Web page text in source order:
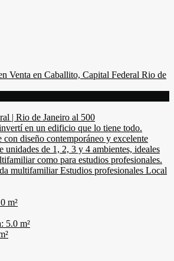
| Rio de Janeiro al 500
en un edificio que lo tiene todo.
diseño contemporáneo y excelente
unidades de 1, 2, 3 y 4 ambientes, ideales
como para estudios profesionales.
multifamiliar Estudios profesionales Local
m²
5.0 m²